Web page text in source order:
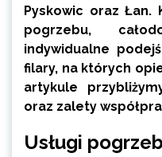
Pyskowic oraz Łan.
pogrzebu,
indywidualne
filary, na których
artykule
oraz zalety
Usługi